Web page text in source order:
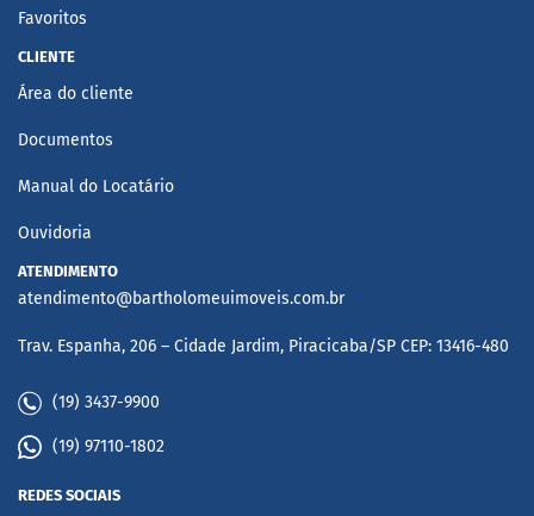
Favoritos
CLIENTE
Área do cliente
Documentos
Manual do Locatário
Ouvidoria
ATENDIMENTO
atendimento@bartholomeuimoveis.com.br
Trav. Espanha, 206 – Cidade Jardim, Piracicaba/SP CEP: 13416-480
(19) 3437-9900
(19) 97110-1802
REDES SOCIAIS